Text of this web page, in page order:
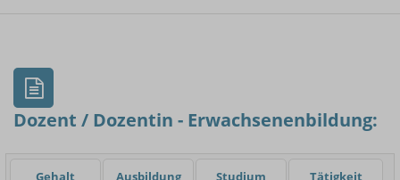
Dozent / Dozentin - Erwachsenenbildung:
Gehalt Ausbildung Studium Tätigkeit